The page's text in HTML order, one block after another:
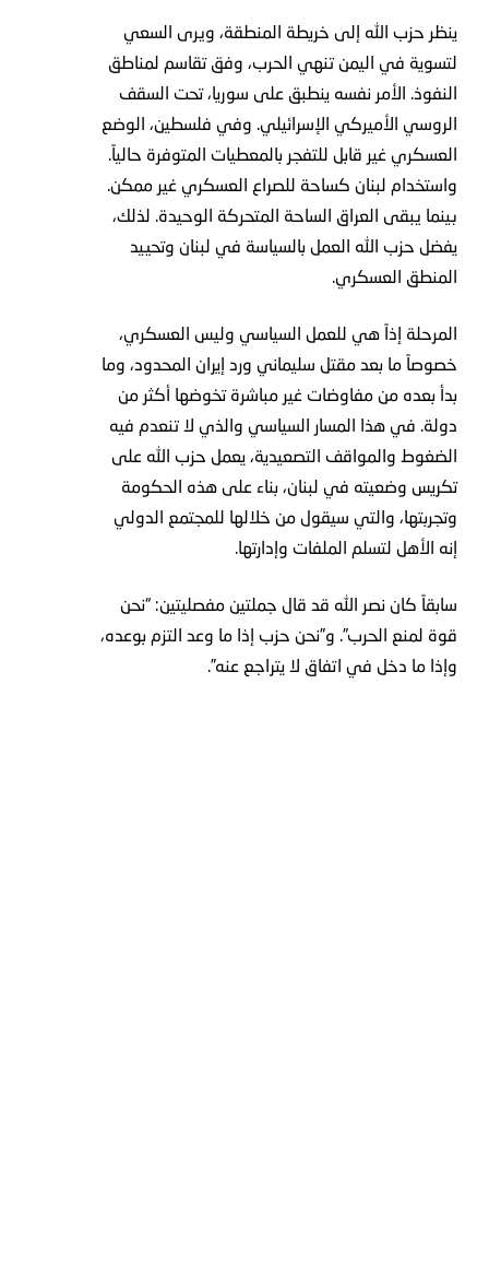
ينظر حزب الله إلى خريطة المنطقة، ويرى السعي
لتسوية في اليمن تنهي الحرب، وفق تقاسم لمناطق
النفوذ. الأمر نفسه ينطبق على سوريا، تحت السقف
الروسي الأميركي الإسرائيلي. وفي فلسطين، الوضع
العسكري غير قابل للتفجر بالمعطيات المتوفرة حالياً.
واستخدام لبنان كساحة للصراع العسكري غير ممكن.
بينما يبقى العراق الساحة المتحركة الوحيدة. لذلك،
يفضل حزب الله العمل بالسياسة في لبنان وتحييد
المنطق العسكري.
المرحلة إذاً هي للعمل السياسي وليس العسكري،
خصوصاً ما بعد مقتل سليماني ورد إيران المحدود، وما
بدأ بعده من مفاوضات غير مباشرة تخوضها أكثر من
دولة. في هذا المسار السياسي والذي لا تنعدم فيه
الضغوط والمواقف التصعيدية، يعمل حزب الله على
تكريس وضعيته في لبنان، بناء على هذه الحكومة
وتجربتها، والتي سيقول من خلالها للمجتمع الدولي
إنه الأهل لتسلم الملفات وإدارتها.
سابقاً كان نصر الله قد قال جملتين مفصليتين: “نحن
قوة لمنع الحرب”. و”نحن حزب إذا ما وعد التزم بوعده،
وإذا ما دخل في اتفاق لا يتراجع عنه”.